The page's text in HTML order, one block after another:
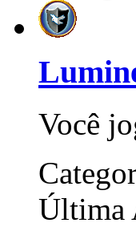
Você
Última